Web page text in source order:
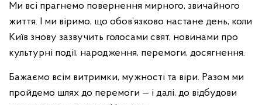
Ми всі прагнемо повернення мирного, звичайного
життя. І ми віримо, що обов’язково настане день, коли
Київ знову зазвучить голосами свят, новинами про
культурні події, народження, перемоги, досягнення.
Бажаємо всім витримки, мужності та віри. Разом ми
пройдемо шлях до перемоги — і далі, до відбудови